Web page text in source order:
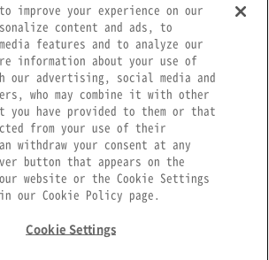
ンでお客さまにご⼊⼒いただく⾦利は参考⾦利で
⼊れに適⽤できることをお約束するものではあ
適⽤する⾦利はお借り⼊れ時点での⾦利となり
返済額と異なる場合がございます。
ては、初回のボーナス返済をお借⼊⽇から6ヶ⽉
ごとの返済として算出しています。
場合、固定⾦利適⽤期間中のお借⼊利率および
。固定⾦利適⽤期間終了後は、変動⾦利または
ただけますが、適⽤期間10 年、15年、20年の固
だけません。なお、お借⼊利率は固定⾦利期間
規お借⼊利率が適⽤されます。
、当⾏所定の審査をさせていただきます。結果
に添いかねる場合もございますので、ご了承く
improve your experience on our
content and ads, to
features and to analyze our
information about your use of
our advertising, social media and
who may combine it with other
you have provided to them or that
from your use of their
withdraw your consent at any
button that appears on the
website or the Cookie Settings
our Cookie Policy page.
Cookie Settings